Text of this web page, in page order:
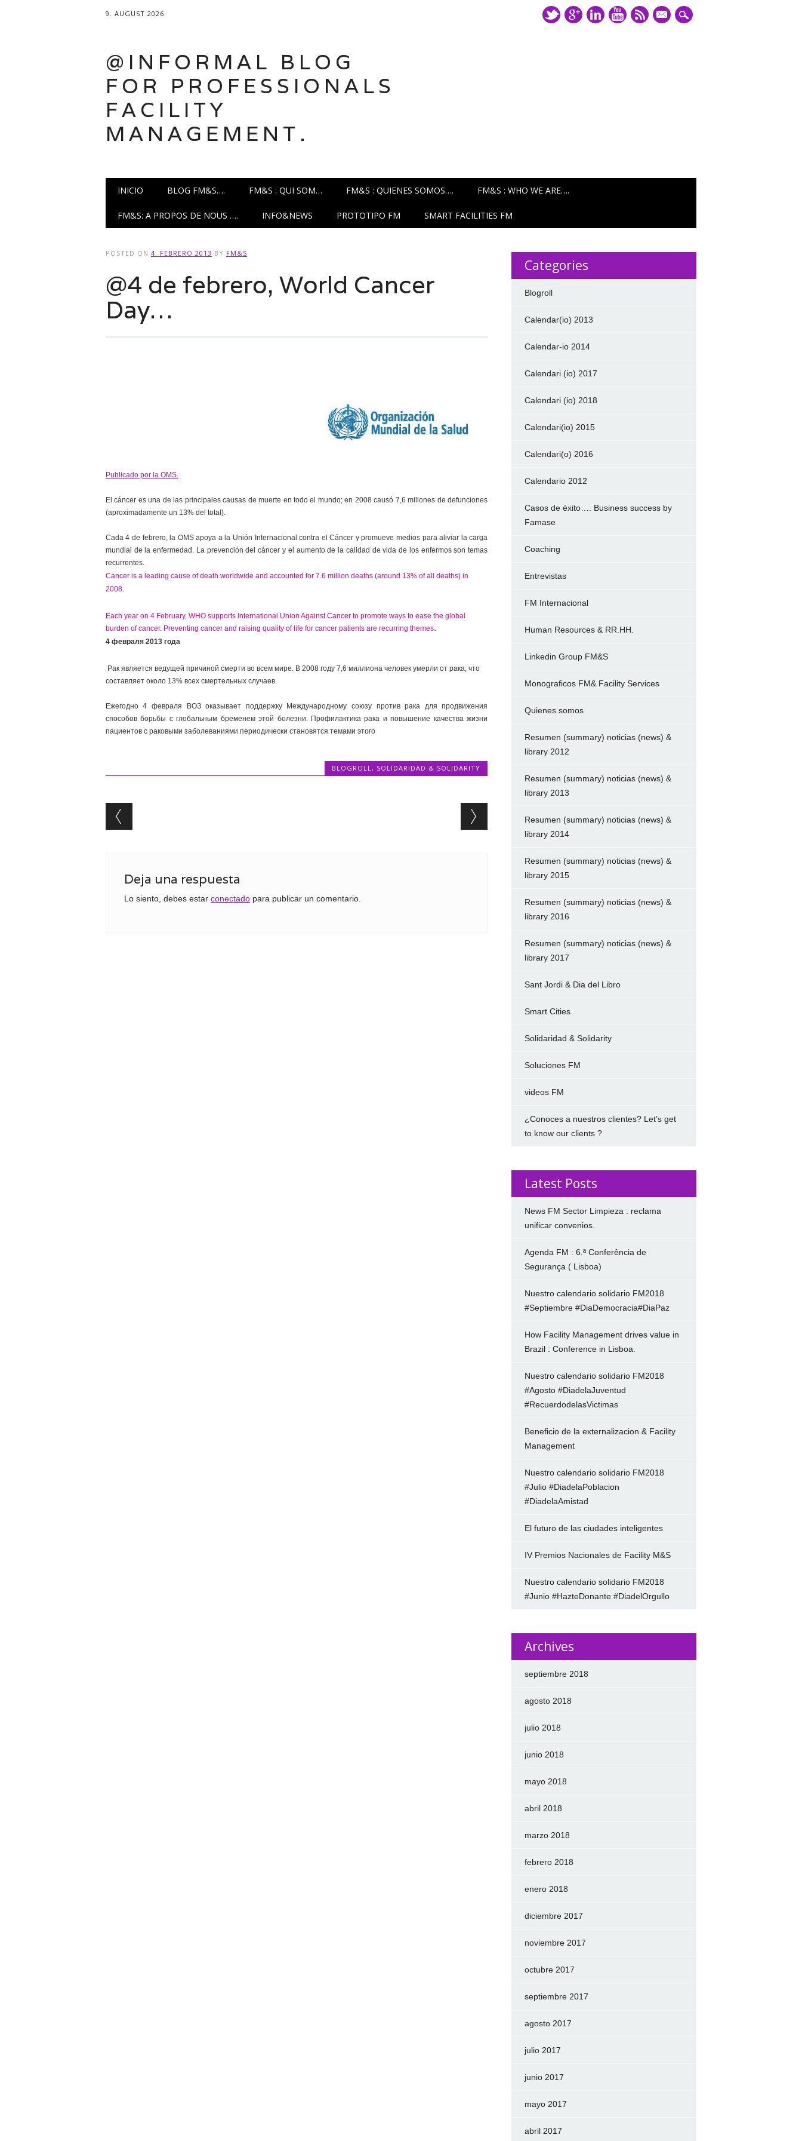
9. AUGUST 2026
mail
@INFORMAL BLOG
FOR PROFESSIONALS
FACILITY
MANAGEMENT.
Main menu
INICIO BLOG FM&S…. FM&S : QUI SOM… FM&S : QUIENES SOMOS…. FM&S : WHO WE ARE….
FM&S: A PROPOS DE NOUS …. INFO&NEWS PROTOTIPO FM SMART FACILITIES FM
POSTED ON 4. FEBRERO 2013 BY FM&S
@4 de febrero, World Cancer
Day…
Publicado por la OMS.
El cáncer es una de las principales causas de muerte en todo el mundo; en 2008 causó 7,6 millones de defunciones
(aproximadamente un 13% del total).
Cada 4 de febrero, la OMS apoya a la Unión Internacional contra el Cáncer y promueve medios para aliviar la carga
mundial de la enfermedad. La prevención del cáncer y el aumento de la calidad de vida de los enfermos son temas
recurrentes.
Cancer is a leading cause of death worldwide and accounted for 7.6 million deaths (around 13% of all deaths) in
2008.
Each year on 4 February, WHO supports International Union Against Cancer to promote ways to ease the global
burden of cancer. Preventing cancer and raising quality of life for cancer patients are recurring themes.
4 февраля 2013 года
Рак является ведущей причиной смерти во всем мире. В 2008 году 7,6 миллиона человек умерли от рака, что
составляет около 13% всех смертельных случаев.
Ежегодно 4 февраля ВОЗ оказывает поддержку Международному союзу против рака для продвижения
способов борьбы с глобальным бременем этой болезни. Профилактика рака и повышение качества жизни
пациентов с раковыми заболеваниями периодически становятся темами этого
BLOGROLL, SOLIDARIDAD & SOLIDARITY
Post navigation
Deja una respuesta
Lo siento, debes estar conectadopara publicar un comentario.
Categories
Blogroll
Calendar(io) 2013
Calendar-io 2014
Calendari (io) 2017
Calendari (io) 2018
Calendari(io) 2015
Calendari(o) 2016
Calendario 2012
Casos de éxito…. Business success by
Famase
Coaching
Entrevistas
FM Internacional
Human Resources & RR.HH.
Linkedin Group FM&S
Monograficos FM& Facility Services
Quienes somos
Resumen (summary) noticias (news) &
library 2012
Resumen (summary) noticias (news) &
library 2013
Resumen (summary) noticias (news) &
library 2014
Resumen (summary) noticias (news) &
library 2015
Resumen (summary) noticias (news) &
library 2016
Resumen (summary) noticias (news) &
library 2017
Sant Jordi & Dia del Libro
Smart Cities
Solidaridad & Solidarity
Soluciones FM
videos FM
¿Conoces a nuestros clientes? Let’s get
to know our clients ?
Latest Posts
News FM Sector Limpieza : reclama
unificar convenios.
Agenda FM : 6.ª Conferência de
Segurança ( Lisboa)
Nuestro calendario solidario FM2018
#Septiembre #DiaDemocracia#DiaPaz
How Facility Management drives value in
Brazil : Conference in Lisboa.
Nuestro calendario solidario FM2018
#Agosto #DiadelaJuventud
#RecuerdodelasVictimas
Beneficio de la externalizacion & Facility
Management
Nuestro calendario solidario FM2018
#Julio #DiadelaPoblacion
#DiadelaAmistad
El futuro de las ciudades inteligentes
IV Premios Nacionales de Facility M&S
Nuestro calendario solidario FM2018
#Junio #HazteDonante #DiadelOrgullo
Archives
septiembre 2018
agosto 2018
julio 2018
junio 2018
mayo 2018
abril 2018
marzo 2018
febrero 2018
enero 2018
diciembre 2017
noviembre 2017
octubre 2017
septiembre 2017
agosto 2017
julio 2017
junio 2017
mayo 2017
abril 2017